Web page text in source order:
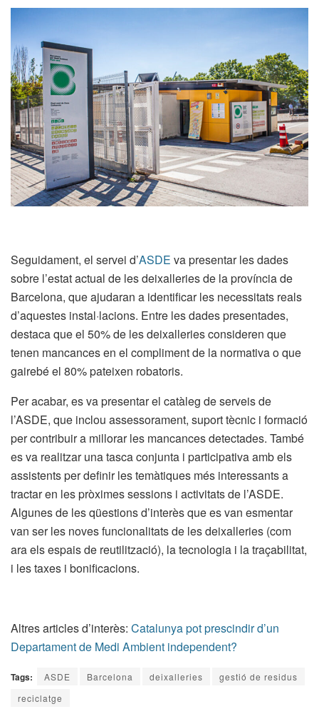
Seguidament, el servei d’ASDE va presentar les dades
sobre l’estat actual de les deixalleries de la província de
Barcelona, que ajudaran a identificar les necessitats reals
d’aquestes instal·lacions. Entre les dades presentades,
destaca que el 50% de les deixalleries consideren que
tenen mancances en el compliment de la normativa o que
gairebé el 80% pateixen robatoris.
Per acabar, es va presentar el catàleg de serveis de
l’ASDE, que inclou assessorament, suport tècnic i formació
per contribuir a millorar les mancances detectades. També
es va realitzar una tasca conjunta i participativa amb els
assistents per definir les temàtiques més interessants a
tractar en les pròximes sessions i activitats de l’ASDE.
Algunes de les qüestions d’interès que es van esmentar
van ser les noves funcionalitats de les deixalleries (com
ara els espais de reutilització), la tecnologia i la traçabilitat,
i les taxes i bonificacions.
Altres articles d’interès: Catalunya pot prescindir d’un
Departament de Medi Ambient independent?
Tags: ASDE Barcelona deixalleries
gestió de residus
reciclatge